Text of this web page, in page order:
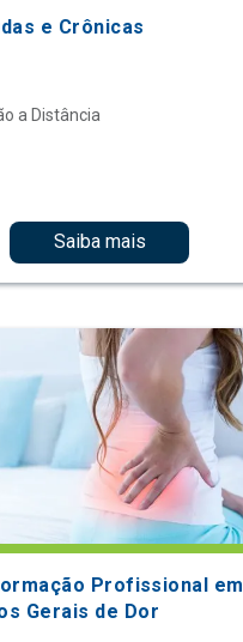
e Crônicas
a Distância
Saiba mais
Profissional em
Gerais de Dor